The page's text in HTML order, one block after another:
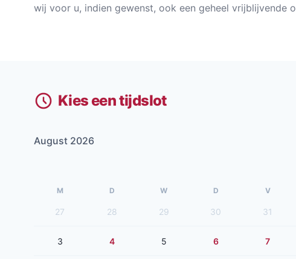
wij voor u, indien gewenst, ook een geheel vrijblijvende
Kies een tijdslot
August 2026
M D W D V
27 28 29 30 31
3 4 5 6 7